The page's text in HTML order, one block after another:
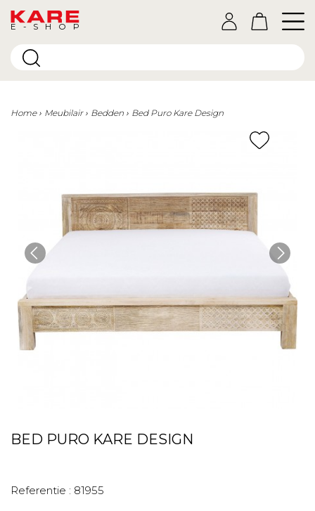
E-SHOP
Home Meubilair Bedden Bed Puro Kare Design
BED PURO KARE DESIGN
Referentie : 81955